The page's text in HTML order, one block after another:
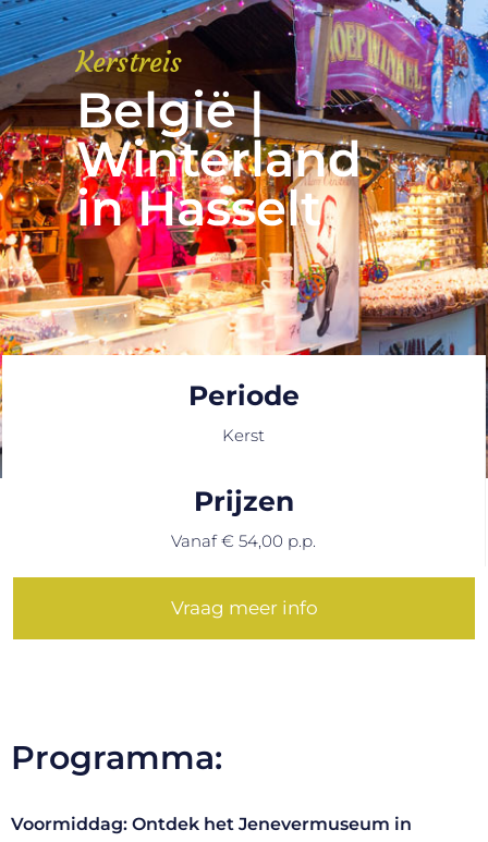
Kerstreis
België |
Winterland
in Hasselt
Periode
Kerst
Prijzen
Vanaf € 54,00 p.p.
Vraag meer info
Programma:
Voormiddag: Ontdek het Jenevermuseum in